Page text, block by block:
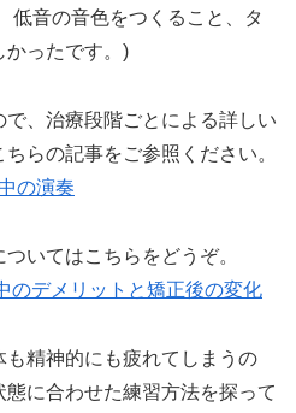
低音の音色をつくること、タ
かったです。)
、治療段階ごとによる詳しい
らの記事をご参照ください。
の演奏
いてはこちらをどうぞ。
のデメリットと矯正後の変化
精神的にも疲れてしまうの
に合わせた練習方法を探って